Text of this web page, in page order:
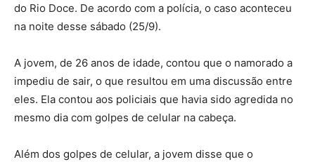
do Rio Doce. De acordo com a polícia, o caso aconteceu
na noite desse sábado (25/9).
A jovem, de 26 anos de idade, contou que o namorado a
impediu de sair, o que resultou em uma discussão entre
eles. Ela contou aos policiais que havia sido agredida no
mesmo dia com golpes de celular na cabeça.
Além dos golpes de celular, a jovem disse que o